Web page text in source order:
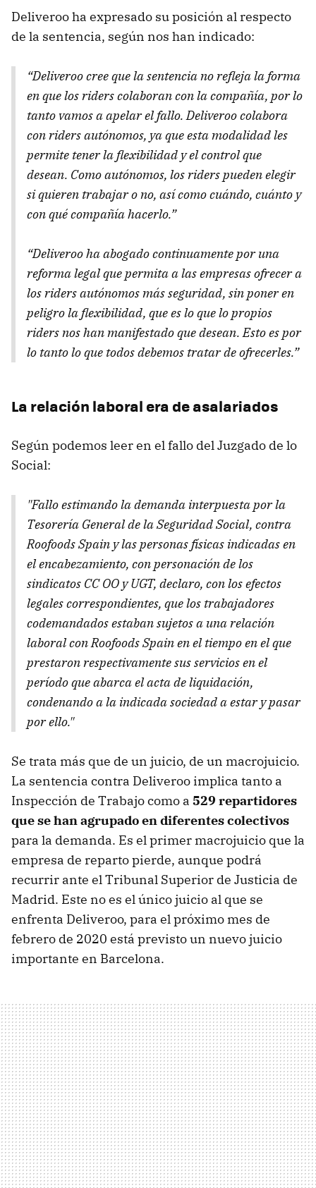
Deliveroo ha expresado su posición al respecto
de la sentencia, según nos han indicado:
“Deliveroo cree que la sentencia no refleja la forma
en que los riders colaboran con la compañía, por lo
tanto vamos a apelar el fallo. Deliveroo colabora
con riders autónomos, ya que esta modalidad les
permite tener la flexibilidad y el control que
desean. Como autónomos, los riders pueden elegir
si quieren trabajar o no, así como cuándo, cuánto y
con qué compañía hacerlo.”
“Deliveroo ha abogado continuamente por una
reforma legal que permita a las empresas ofrecer a
los riders autónomos más seguridad, sin poner en
peligro la flexibilidad, que es lo que lo propios
riders nos han manifestado que desean. Esto es por
lo tanto lo que todos debemos tratar de ofrecerles.”
La relación laboral era de asalariados
Según podemos leer en el fallo del Juzgado de lo
Social:
"Fallo estimando la demanda interpuesta por la
Tesorería General de la Seguridad Social, contra
Roofoods Spain y las personas físicas indicadas en
el encabezamiento, con personación de los
sindicatos CC OO y UGT, declaro, con los efectos
legales correspondientes, que los trabajadores
codemandados estaban sujetos a una relación
laboral con Roofoods Spain en el tiempo en el que
prestaron respectivamente sus servicios en el
período que abarca el acta de liquidación,
condenando a la indicada sociedad a estar y pasar
por ello."
Se trata más que de un juicio, de un macrojuicio.
La sentencia contra Deliveroo implica tanto a
Inspección de Trabajo como a 529 repartidores
que se han agrupado en diferentes colectivos
para la demanda. Es el primer macrojuicio que la
empresa de reparto pierde, aunque podrá
recurrir ante el Tribunal Superior de Justicia de
Madrid. Este no es el único juicio al que se
enfrenta Deliveroo, para el próximo mes de
febrero de 2020 está previsto un nuevo juicio
importante en Barcelona.